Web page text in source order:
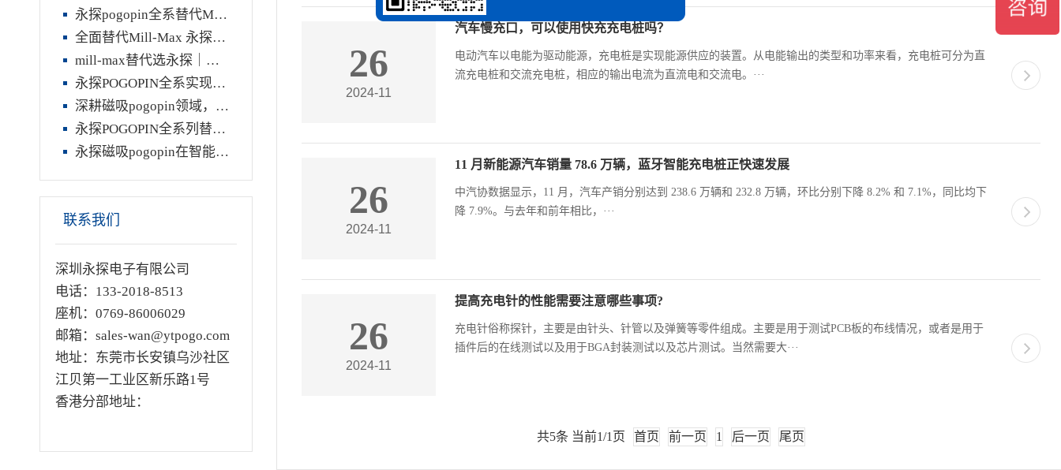
永探pogopin全系替代Mill-Max：全品类适配，高品质稳定之选
全面替代Mill-Max 永探Pogopin精密连接器，重构高端互连性价比标杆
mill-max替代选永探｜全系兼容升级，行业领先替代方案
永探POGOPIN全系实现MILL-MAX国产精准替代
深耕磁吸pogopin领域，永探以技术与定制实力筑牢行业龙头壁垒
永探POGOPIN全系列替代MILL-MAX产品优势解析
永探磁吸pogopin在智能穿戴上的运用
联系我们
深圳永探电子有限公司
电话：133-2018-8513
座机：0769-86006029
邮箱：sales-wan@ytpogo.com
地址：东莞市长安镇乌沙社区
江贝第一工业区新乐路1号
香港分部地址：
26
2024-11
汽车慢充口，可以使用快充充电桩吗？
电动汽车以电能为驱动能源，充电桩是实现能源供应的装置。从电能输出的类型和功率来看，充电桩可分为直
流充电桩和交流充电桩，相应的输出电流为直流电和交流电。···
26
2024-11
11 月新能源汽车销量 78.6 万辆，蓝牙智能充电桩正快速发展
中汽协数据显示，11 月，汽车产销分别达到 238.6 万辆和 232.8 万辆，环比分别下降 8.2% 和 7.1%，同比均下
降 7.9%。与去年和前年相比，···
26
2024-11
提高充电针的性能需要注意哪些事项?
充电针俗称探针，主要是由针头、针管以及弹簧等零件组成。主要是用于测试PCB板的布线情况，或者是用于
插件后的在线测试以及用于BGA封装测试以及芯片测试。当然需要大···
共5条 当前1/1页 首页 前一页 1 后一页 尾页